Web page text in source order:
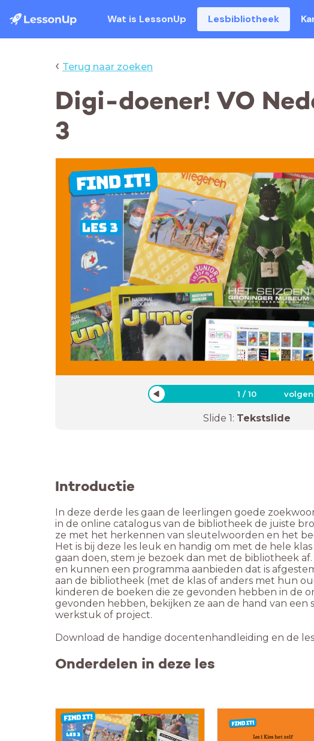
Wat is LessonUp Lesbibliotheek
‹ Terug naar zoeken
Digi-doener! VO
3
1 /10
Slide 1: Tekstslide
Introductie
In deze derde les gaan de leerlingen goede
in de online catalogus van de bibliotheek de juiste
ze met het herkennen van sleutelwoorden en het
Het is bij deze les leuk en handig om met de hele
gaan doen, stem je bezoek dan met de bibliotheek
en kunnen een programma aanbieden dat is
aan de bibliotheek (met de klas of anders met hun
kinderen de boeken die ze gevonden hebben in de
gevonden hebben, bekijken ze aan de hand van een
werkstuk of project.
Download de handige docentenhandleiding en de
Onderdelen in deze les
Les 1 Kies het zelf